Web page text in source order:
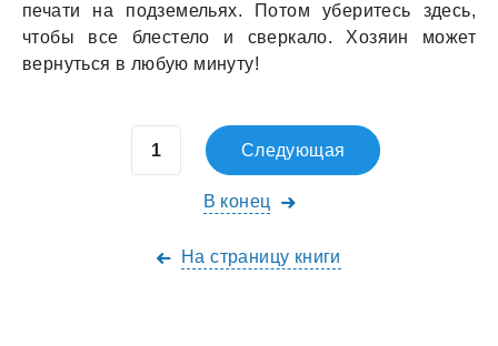
печати на подземельях. Потом уберитесь здесь,
чтобы все блестело и сверкало. Хозяин может
вернуться в любую минуту!
Следующая
В конец
На страницу книги